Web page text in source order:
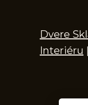
Dvere
Interiéru |